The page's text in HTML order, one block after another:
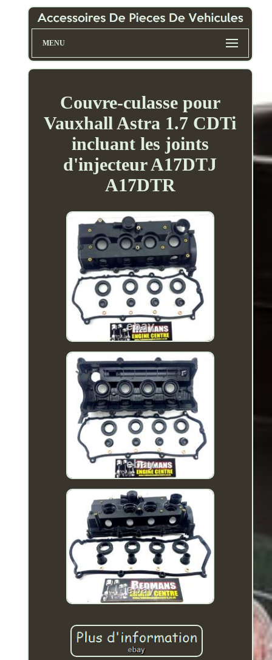
MENU
Couvre-culasse pour
Vauxhall Astra 1.7 CDTi
incluant les joints
d'injecteur A17DTJ
A17DTR